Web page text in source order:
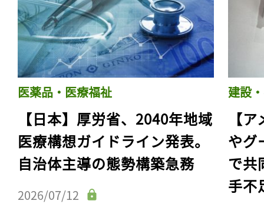
医薬品・医療福祉
【日本】厚労省、2040年地域
医療構想ガイドライン発表。
自治体主導の態勢構築急務
2026/07/12
建設
【
やグ
で共
手不